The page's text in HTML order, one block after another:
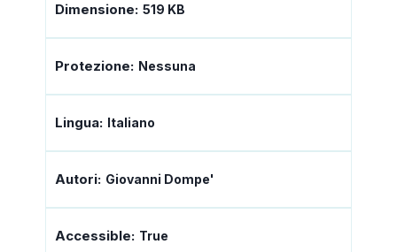
Dimensione: 519 KB
Protezione: Nessuna
Lingua: Italiano
Autori: Giovanni Dompe'
Accessible: True